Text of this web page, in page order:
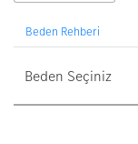
Beden Rehberi
Beden Seçiniz